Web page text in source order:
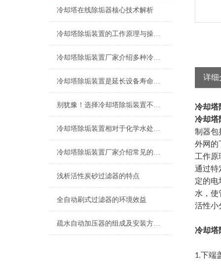
冷却塔在线除垢器核心技术解析
冷却塔除垢装置的工作原理与操作要点
冷却塔除垢装置厂家介绍多种冷却塔清洗方式
冷却塔除垢装置是延长设备寿命的关键保障
别犹豫！选择冷却塔除垢装置不会错
冷却塔除垢装置相对于化学水处理有着哪些明显优点？
冷却塔除垢装置厂家介绍常见的水垢清除方法
浅析活性炭砂过滤器的特点
全自动刷式过滤器的环境效益
疏水自动加压器的组成及安装方法说明
详细
冷却塔
冷却塔
制器包
外网的
工作原
通过特
定的电
水，使
活性小
冷却塔
1.下端